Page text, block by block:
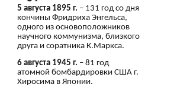
5 августа 1895 г. – 131 год со дня
кончины Фридриха Энгельса,
одного из основоположников
научного коммунизма, близкого
друга и соратника К.Маркса.
6 августа 1945 г. – 81 год
атомной бомбардировки США г.
Хиросима в Японии.